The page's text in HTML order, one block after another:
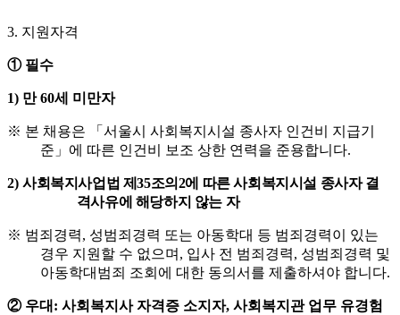
3. 지원자격
① 필수
1) 만60세 미만자
※ 본 채용은 「 서울시 사회복지시설 종사자 인건비 지급기
준 」 에 따른 인건비 보조 상한 연력을 준용합니다.
2) 사회복지사업법 제35조의 2에 따른 사회복지시설 종사자 결
격사유에 해당하지 않는 자
※ 범죄경력, 성범죄경력 또는 아동학대 등 범죄경력이 있는
경우 지원할 수 없으며 , 입사 전 범죄경력, 성범죄경력 및
아동학대범죄 조회에 대한 동의서를 제출하셔야 합니다.
② 우대 : 사회복지사 자격증 소지자, 사회복지관 업무 유경험